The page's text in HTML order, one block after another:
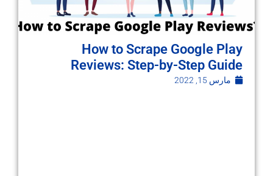
How to Scrape Google Play
Reviews: Step-by-Step Guide
مارس 15, 2022